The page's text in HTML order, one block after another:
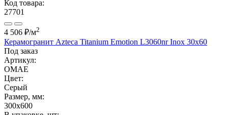
Код товара:
27701
4 506 ₽/м2
Керамогранит Azteca Titanium Emotion L3060nr Inox 30x60
Под заказ
Артикул:
OMAE
Цвет:
Серый
Размер, мм:
300x600